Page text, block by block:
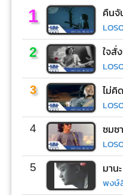
1 คืนจั
2 ใจสั่
3 ไม่คิ
4 ซมซ
5 มาน
พงษ์